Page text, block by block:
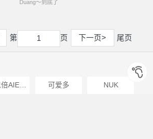
Duang～到底了
第
1
1
页 下一页> 尾页
爱恩倍AIENBE 可爱多 NUK